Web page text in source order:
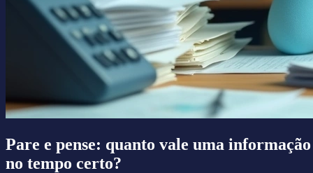
Pare e pense: quanto vale uma informação
no tempo certo?